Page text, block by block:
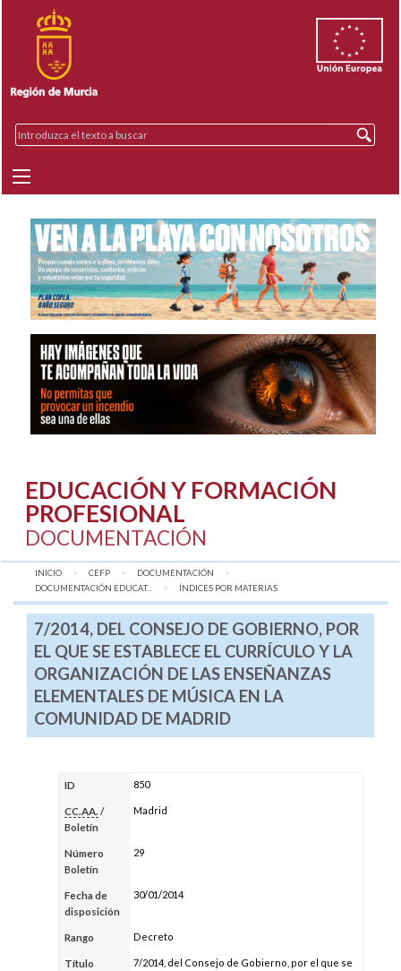
EDUCACIÓN Y FORMACIÓN
PROFESIONAL
DOCUMENTACIÓN
INICIO CEFP
DOCUMENTACIÓN
DOCUMENTACIÓN EDUCAT...
AQUÍ:
ÍNDICES POR MATERIAS
7/2014, DEL CONSEJO DE GOBIERNO, POR
EL QUE SE ESTABLECE EL CURRÍCULO Y LA
ORGANIZACIÓN DE LAS ENSEÑANZAS
ELEMENTALES DE MÚSICA EN LA
COMUNIDAD DE MADRID
ID 850
CC.AA. /
Boletín
Madrid
Número
Boletín
29
Fecha de
disposición
30/01/2014
Rango Decreto
Título
7/2014, del Consejo de Gobierno, por el que se